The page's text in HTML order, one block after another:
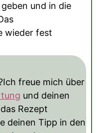
und in die
wieder fest
Ich freue mich über
und deinen
Rezept
deinen Tipp in den